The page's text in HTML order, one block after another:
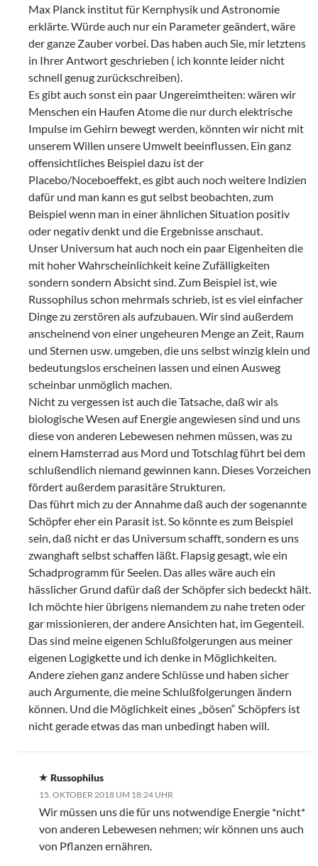
Max Planck institut für Kernphysik und Astronomie
erklärte. Würde auch nur ein Parameter geändert, wäre
der ganze Zauber vorbei. Das haben auch Sie, mir letztens
in Ihrer Antwort geschrieben ( ich konnte leider nicht
schnell genug zurückschreiben).
Es gibt auch sonst ein paar Ungereimtheiten: wären wir
Menschen ein Haufen Atome die nur durch elektrische
Impulse im Gehirn bewegt werden, könnten wir nicht mit
unserem Willen unsere Umwelt beeinflussen. Ein ganz
offensichtliches Beispiel dazu ist der
Placebo/Noceboeffekt, es gibt auch noch weitere Indizien
dafür und man kann es gut selbst beobachten, zum
Beispiel wenn man in einer ähnlichen Situation positiv
oder negativ denkt und die Ergebnisse anschaut.
Unser Universum hat auch noch ein paar Eigenheiten die
mit hoher Wahrscheinlichkeit keine Zufälligkeiten
sondern sondern Absicht sind. Zum Beispiel ist, wie
Russophilus schon mehrmals schrieb, ist es viel einfacher
Dinge zu zerstören als aufzubauen. Wir sind außerdem
anscheinend von einer ungeheuren Menge an Zeit, Raum
und Sternen usw. umgeben, die uns selbst winzig klein und
bedeutungslos erscheinen lassen und einen Ausweg
scheinbar unmöglich machen.
Nicht zu vergessen ist auch die Tatsache, daß wir als
biologische Wesen auf Energie angewiesen sind und uns
diese von anderen Lebewesen nehmen müssen, was zu
einem Hamsterrad aus Mord und Totschlag führt bei dem
schlußendlich niemand gewinnen kann. Dieses Vorzeichen
fördert außerdem parasitäre Strukturen.
Das führt mich zu der Annahme daß auch der sogenannte
Schöpfer eher ein Parasit ist. So könnte es zum Beispiel
sein, daß nicht er das Universum schafft, sondern es uns
zwanghaft selbst schaffen läßt. Flapsig gesagt, wie ein
Schadprogramm für Seelen. Das alles wäre auch ein
hässlicher Grund dafür daß der Schöpfer sich bedeckt hält.
Ich möchte hier übrigens niemandem zu nahe treten oder
gar missionieren, der andere Ansichten hat, im Gegenteil.
Das sind meine eigenen Schlußfolgerungen aus meiner
eigenen Logigkette und ich denke in Möglichkeiten.
Andere ziehen ganz andere Schlüsse und haben sicher
auch Argumente, die meine Schlußfolgerungen ändern
können. Und die Möglichkeit eines „bösen“ Schöpfers ist
nicht gerade etwas das man unbedingt haben will.
Russophilus
15. OKTOBER 2018 UM 18:24 UHR
Wir müssen uns die für uns notwendige Energie *nicht*
von anderen Lebewesen nehmen; wir können uns auch
von Pflanzen ernähren.